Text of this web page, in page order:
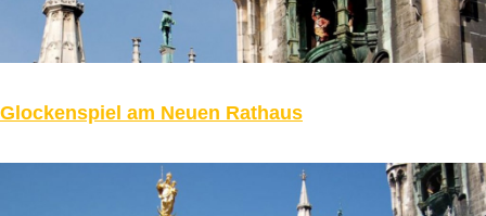
Glockenspiel am Neuen Rathaus